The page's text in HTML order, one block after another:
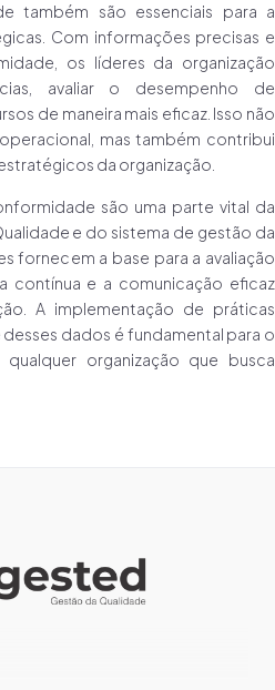
também são essenciais para a
Com informações precisas e
os líderes da organização
avaliar o desempenho de
de maneira mais eficaz. Isso não
mas também contribui
da organização.
são uma parte vital da
e do sistema de gestão da
fornecem a base para a avaliação
contínua e a comunicação eficaz
A implementação de práticas
dados é fundamental para o
organização que busca